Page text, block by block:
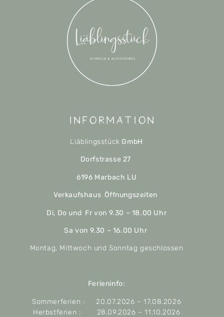
Information
Liäblingsstück GmbH
Dorfstrasse 27
6196 Marbach LU
Verkaufshaus Öffnungszeiten
Di, Do und Fr von 9.30 – 18.00 Uhr
Sa von 9.30 – 16.00 Uhr
Montag, Mittwoch und Sonntag geschlossen
Ferieninfo:
Sommerferien : 20.07.2026 – 17.08.2026
Herbstferien : 28.09.2026 – 11.10.2026